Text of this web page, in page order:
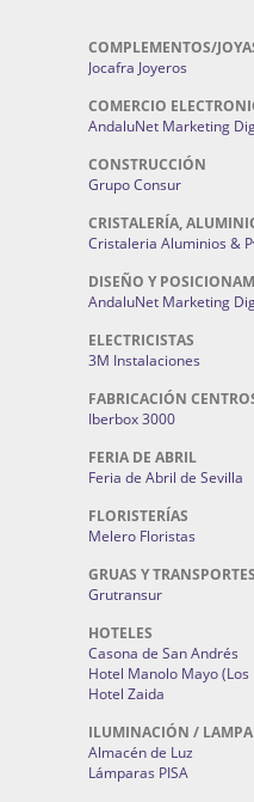
COMPLEMENTOS/
Jocafra Joyeros
COMERCIO
AndaluNet Marketing
CONSTRUCCIÓN
Grupo Consur
CRISTALERÍA,
Cristaleria Aluminios &
DISEÑO Y
AndaluNet Marketing
ELECTRICISTAS
3M Instalaciones
FABRICACIÓN
Iberbox 3000
FERIA DE ABRIL
Feria de Abril de Sevilla
FLORISTERÍAS
Melero Floristas
GRUAS Y TRANSPORTES
Grutransur
HOTELES
Casona de San Andrés
Hotel Manolo Mayo (Los
Hotel Zaida
ILUMINACIÓN /
Almacén de Luz
Lámparas PISA